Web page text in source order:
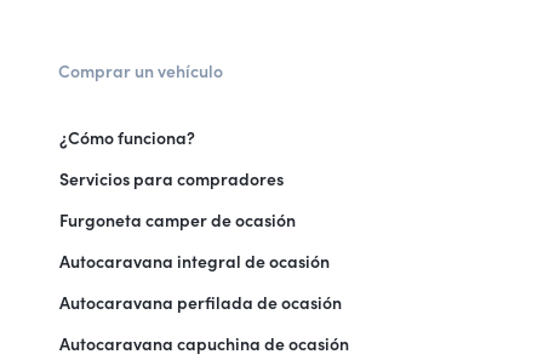
Comprar un vehículo
¿Cómo funciona?
Servicios para compradores
Furgoneta camper de ocasión
Autocaravana integral de ocasión
Autocaravana perfilada de ocasión
Autocaravana capuchina de ocasión